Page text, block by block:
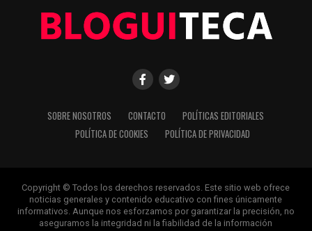
dan forma a nuestro mundo. Impulsados por la integridad y
una mirada atenta al detalle, abordamos la política, la cultura y
la tecnología con un análisis preciso y profundo. Cuando los
para abrirnos paso entre el ruido y ofrecerte claridad en
SOBRE NOSOTROS CONTACTO
POLÍTICAS EDITORIALES
POLÍTICA DE COOKIES
POLÍTICA DE PRIVACIDAD
Copyright © Todos los derechos reservados. Este sitio web ofrece
noticias generales y contenido educativo con fines únicamente
informativos. Aunque nos esforzamos por garantizar la precisión, no
aseguramos la integridad ni la fiabilidad de la información